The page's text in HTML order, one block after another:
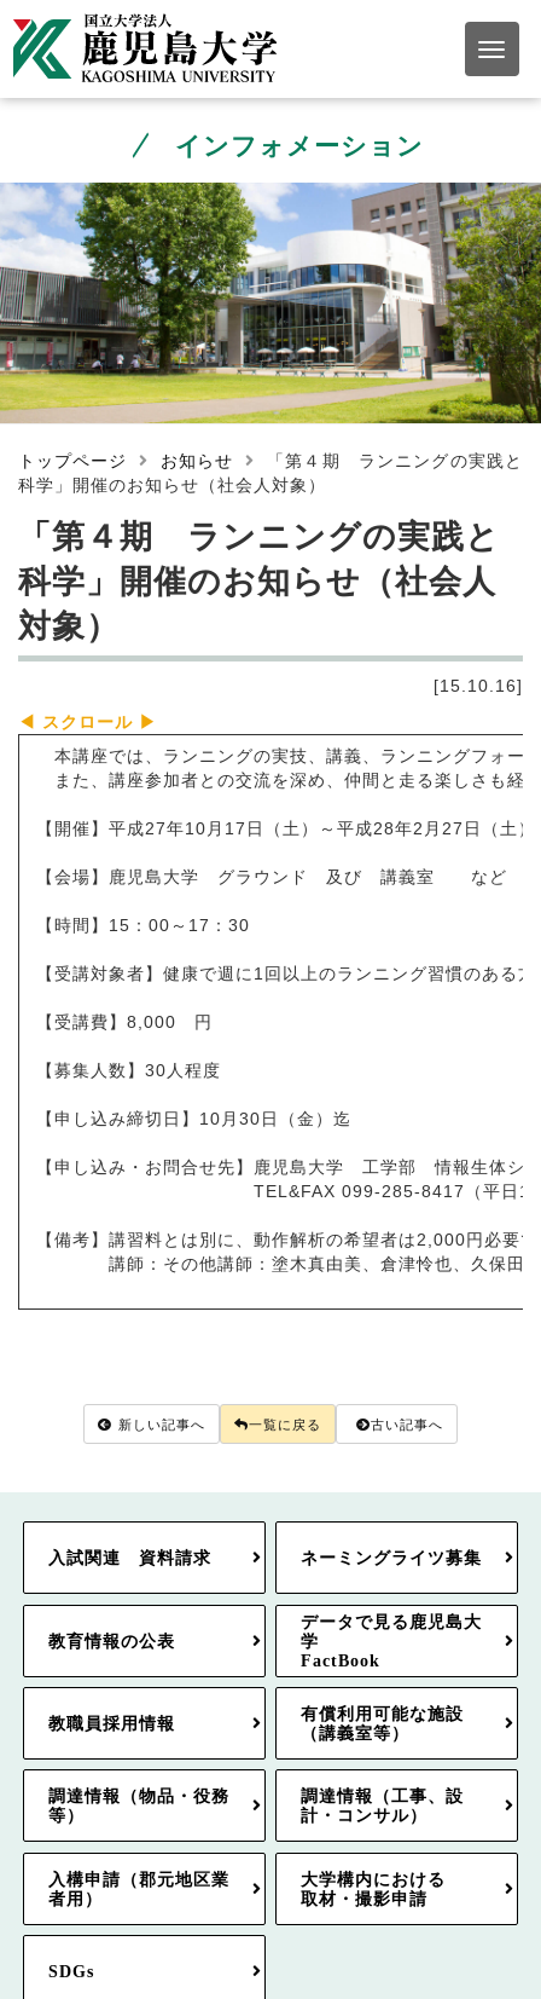
インフォメーション
トップページ お知らせ
「第４期 ランニングの実践と
科学」開催のお知らせ（社会人対象）
「第４期 ランニングの実践と
科学」開催のお知らせ（社会人
対象）
[15.10.16]
本講座では、ランニングの実技、講義、ランニングフォー
また、講座参加者との交流を深め、仲間と走る楽しさも経
【開催】平成27年10月17日（土）～平成28年2月27日（土
【会場】鹿児島大学 グラウンド 及び 講義室 など
【時間】15：00～17：30
【受講対象者】健康で週に1回以上のランニング習慣のある
【受講費】8,000 円
【募集人数】30人程度
【申し込み締切日】10月30日（金）迄
【申し込み・お問合せ先】鹿児島大学 工学部 情報生体
TEL&FAX 099-285-8417（平日10時
【備考】講習料とは別に、動作解析の希望者は2,000円必要
講師：その他講師：塗木真由美、倉津怜也、久保田香
新しい記事へ 一覧に戻る 古い記事へ
入試関連 資料請求 ネーミングライツ募集
教育情報の公表
データで見る鹿児島大
学
FactBook
教職員採用情報
有償利用可能な施設
（講義室等）
調達情報（物品・役務
等）
調達情報（工事、設
計・コンサル）
入構申請（郡元地区業
者用）
大学構内における
取材・撮影申請
SDGs